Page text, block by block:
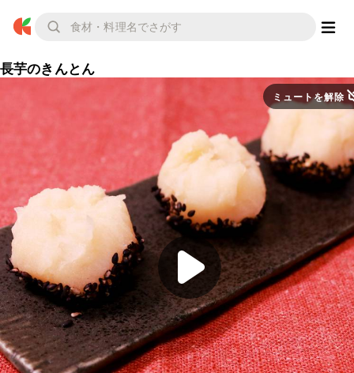
長芋のきんとん
ミュートを解除